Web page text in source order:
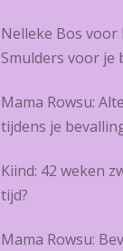
Nelleke Bos voor
Smulders voor je
Mama Rowsu:
tijdens je
Kiind: 42 weken
tijd?
Mama Rowsu: